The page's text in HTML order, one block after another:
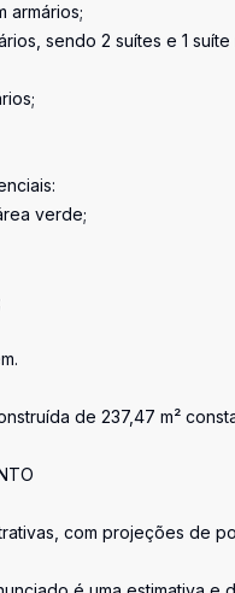
armários;
sendo 2 suítes e 1 suíte
verde;
de 237,47 m²
com projeções de